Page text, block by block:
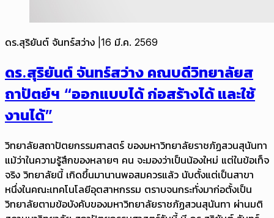
ดร.สุริยันต์ จันทร์สว่าง 16 มี.ค. 2569
ดร.สุริยันต์ จันทร์สว่าง คณบดีวิทยาลัยส
ถาปัตย์ฯ “ออกแบบได้ ก่อสร้างได้ และใช้
งานได้”
วิทยาลัยสถาปัตยกรรมศาสตร์ ของมหาวิทยาลัยราชภัฏสวนสุนันทา
แม้ว่าในความรู้สึกของหลายๆ คน จะมองว่าเป็นน้องใหม่ แต่ในข้อเท็จ
จริง วิทยาลัยนี้ เกิดขึ้นมานานพอสมควรแล้ว นับตั้งแต่เป็นสาขา
หนึ่งในคณะเทคโนโลยีอุตสาหกรรม ตราบจนกระทั่งมาก่อตั้งเป็น
วิทยาลัยตามข้อบังคับของมหาวิทยาลัยราชภัฏสวนสุนันทา ผ่านมติ